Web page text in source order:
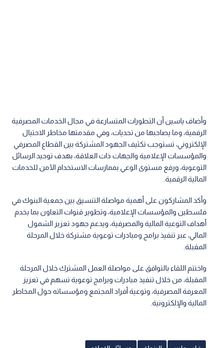
وأضاف ياسين أن التطورات المتسارعة في مجال الخدمات المصرفية
الرقمية، وما يصاحبها من تحديات، وفي مقدمتها مخاطر الاحتيال
الإلكتروني، تستوجب تكثيف الجهود المشتركة بين القطاع المصرفي
والمؤسسات الإعلامية والجهات ذات العلاقة، بهدف توحيد الرسائل
التوعوية، ورفع مستوى الوعي بممارسات الاستخدام الآمن للخدمات
المالية الرقمية.
وأكد المشاركون على أهمية مواصلة التنسيق بين جمعية البنوك في
فلسطين والمؤسسات الإعلامية، وتطوير قنوات التعاون بما يخدم
أهداف التوعية المالية والمصرفية، ويدعم جهود تعزيز الشمول
المالي، عبر تنفيذ برامج ومبادرات توعوية مشتركة خلال المرحلة
المقبلة.
واختتم اللقاء بالتوافق على مواصلة العمل المشترك خلال المرحلة
المقبلة، من خلال تنفيذ مبادرات وبرامج توعوية تسهم في تعزيز
المعرفة المصرفية، وتوعية أفراد المجتمع ومؤسساته حول المخاطر
المالية والإلكترونية.